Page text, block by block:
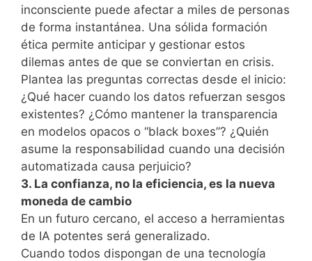
inconsciente puede afectar a miles de personas
de forma instantánea. Una sólida formación
ética permite anticipar y gestionar estos
dilemas antes de que se conviertan en crisis.
Plantea las preguntas correctas desde el inicio:
¿Qué hacer cuando los datos refuerzan sesgos
existentes? ¿Cómo mantener la transparencia
en modelos opacos o “black boxes”? ¿Quién
asume la responsabilidad cuando una decisión
automatizada causa perjuicio?
3. La confianza, no la eficiencia, es la nueva
moneda de cambio
En un futuro cercano, el acceso a herramientas
de IA potentes será generalizado.
Cuando todos dispongan de una tecnología